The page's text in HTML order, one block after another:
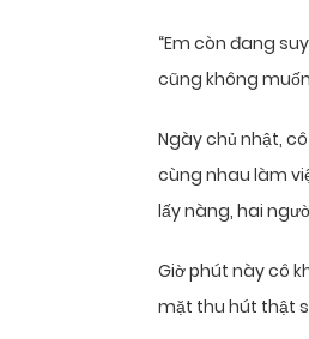
“Em còn đang
cũng không
Ngày chủ nhật,
cùng nhau làm
lấy nàng, hai
Giờ phút này cô
mặt thu hút thật